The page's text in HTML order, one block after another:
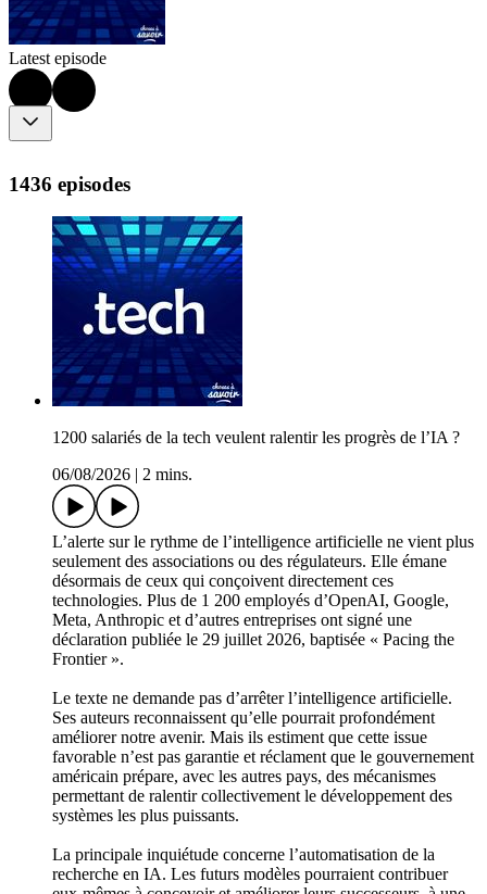
Latest episode
1436 episodes
1200 salariés de la tech veulent ralentir les progrès de l’IA ?
06/08/2026
2 mins.
L’alerte sur le rythme de l’intelligence artificielle ne vient plus
seulement des associations ou des régulateurs. Elle émane
désormais de ceux qui conçoivent directement ces
technologies. Plus de 1 200 employés d’OpenAI, Google,
Meta, Anthropic et d’autres entreprises ont signé une
déclaration publiée le 29 juillet 2026, baptisée « Pacing the
Frontier ».
Le texte ne demande pas d’arrêter l’intelligence artificielle.
Ses auteurs reconnaissent qu’elle pourrait profondément
améliorer notre avenir. Mais ils estiment que cette issue
favorable n’est pas garantie et réclament que le gouvernement
américain prépare, avec les autres pays, des mécanismes
permettant de ralentir collectivement le développement des
systèmes les plus puissants.
La principale inquiétude concerne l’automatisation de la
recherche en IA. Les futurs modèles pourraient contribuer